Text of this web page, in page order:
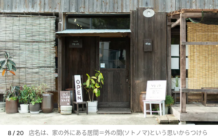
8 / 20
店名は、家の外にある居間＝外の間(ソトノマ)という思いからつけら